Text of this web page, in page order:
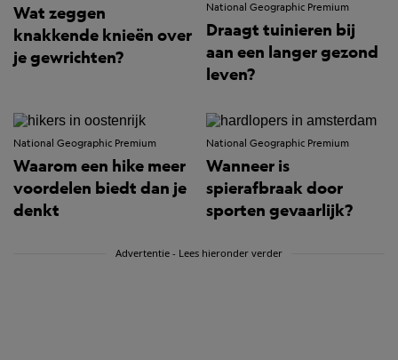
Wat zeggen
knakkende knieën over
je gewrichten?
National Geographic Premium
Draagt tuinieren bij
aan een langer gezond
leven?
National Geographic Premium
Waarom een hike meer
voordelen biedt dan je
denkt
National Geographic Premium
Wanneer is
spierafbraak door
sporten gevaarlijk?
Advertentie - Lees hieronder verder